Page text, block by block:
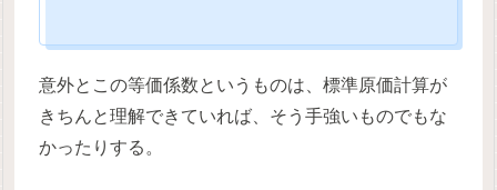
意外とこの等価係数というものは、標準原価計算が
きちんと理解できていれば、そう手強いものでもな
かったりする。